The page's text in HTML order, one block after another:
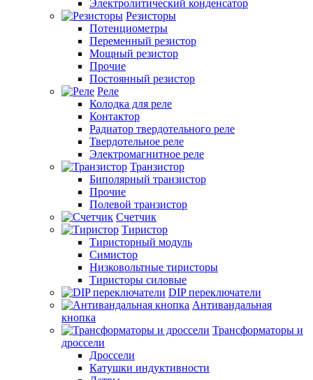
Электролитический конденсатор
Резисторы
Потенциометры
Переменный резистор
Мощный резистор
Прочие
Постоянный резистор
Реле
Колодка для реле
Контактор
Радиатор твердотельного реле
Твердотельное реле
Электромагнитное реле
Транзистор
Биполярный транзистор
Прочие
Полевой транзистор
Счетчик
Тиристор
Тиристорный модуль
Симистор
Низковольтные тиристоры
Тиристоры силовые
DIP переключатели
Антивандальная
кнопка
Трансформаторы и
дроссели
Дроссели
Катушки индуктивности